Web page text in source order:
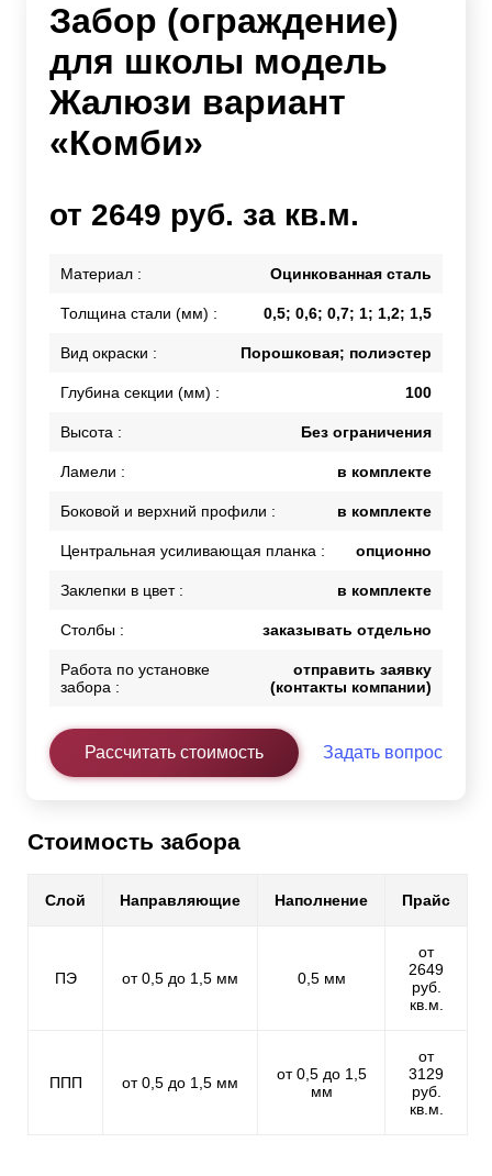
Забор (ограждение)
для школы модель
Жалюзи вариант
«Комби»
от 2649 руб. за кв.м.
Материал : Оцинкованная сталь
Толщина стали (мм) : 0,5; 0,6; 0,7; 1; 1,2; 1,5
Вид окраски : Порошковая; полиэстер
Глубина секции (мм) : 100
Высота : Без ограничения
Ламели : в комплекте
Боковой и верхний профили : в комплекте
Центральная усиливающая планка : опционно
Заклепки в цвет : в комплекте
Столбы : заказывать отдельно
Работа по установке
забора :
отправить заявку
(контакты компании)
Рассчитать стоимость Задать вопрос
Стоимость забора
Слой Направляющие Наполнение Прайс
ПЭ от 0,5 до 1,5 мм 0,5 мм
от
2649
руб.
кв.м.
ППП от 0,5 до 1,5 мм
от 0,5 до 1,5
мм
от
3129
руб.
кв.м.